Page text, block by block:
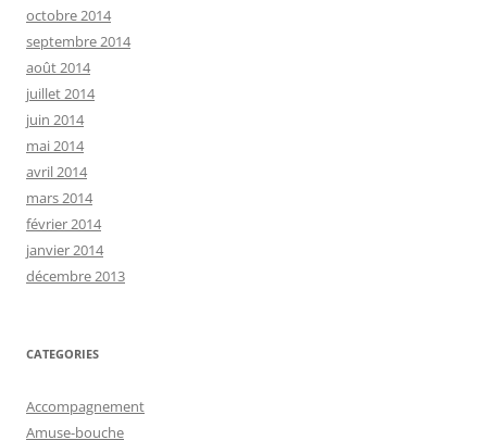
octobre 2014
septembre 2014
août 2014
juillet 2014
juin 2014
mai 2014
avril 2014
mars 2014
février 2014
janvier 2014
décembre 2013
CATEGORIES
Accompagnement
Amuse-bouche